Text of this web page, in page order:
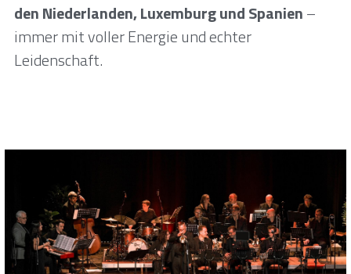
den Niederlanden, Luxemburg und Spanien –
immer mit voller Energie und echter
Leidenschaft.